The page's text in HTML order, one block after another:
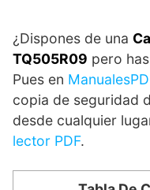
¿Dispones de una
TQ505R09 pero
Pues en
copia de seguridad
desde cualquier
lector PDF.